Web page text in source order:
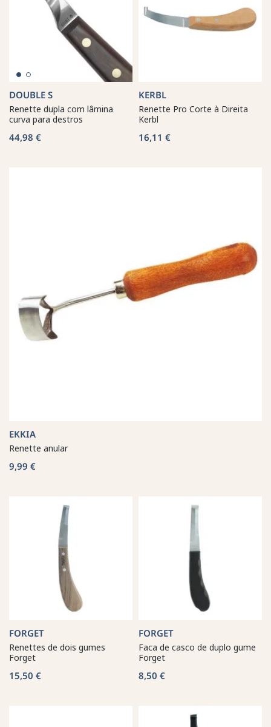
DOUBLE S
Renette dupla com lâmina
curva para destros
44,98 €
KERBL
Renette Pro Corte à Direita
Kerbl
16,11 €
EKKIA
Renette anular
9,99 €
FORGET
Renettes de dois gumes
Forget
15,50 €
FORGET
Faca de casco de duplo gume
Forget
8,50 €